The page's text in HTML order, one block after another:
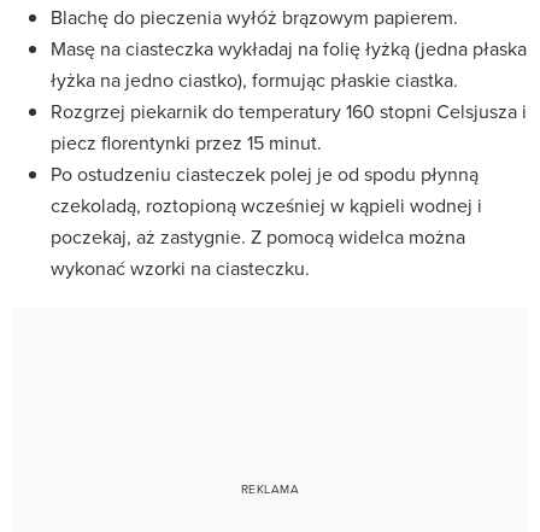
Blachę do pieczenia wyłóż brązowym papierem.
Masę na ciasteczka wykładaj na folię łyżką (jedna płaska
łyżka na jedno ciastko), formując płaskie ciastka.
Rozgrzej piekarnik do temperatury 160 stopni Celsjusza i
piecz florentynki przez 15 minut.
Po ostudzeniu ciasteczek polej je od spodu płynną
czekoladą, roztopioną wcześniej w kąpieli wodnej i
poczekaj, aż zastygnie. Z pomocą widelca można
wykonać wzorki na ciasteczku.